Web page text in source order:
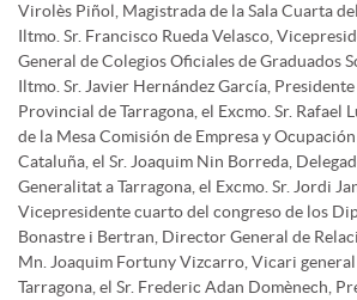
Virolès Piñol, Magistrada de la Sala Cuarta
Iltmo. Sr. Francisco Rueda Velasco,
General de Colegios Oficiales de Graduados
Iltmo. Sr. Javier Hernández García,
Provincial de Tarragona, el Excmo. Sr. Rafael
de la Mesa Comisión de Empresa y
Cataluña, el Sr. Joaquim Nin Borreda,
Generalitat a Tarragona, el Excmo. Sr. Jordi
Vicepresidente cuarto del congreso de los
Bonastre i Bertran, Director General de
Mn. Joaquim Fortuny Vizcarro, Vicari
Tarragona, el Sr. Frederic Adan Domènech,